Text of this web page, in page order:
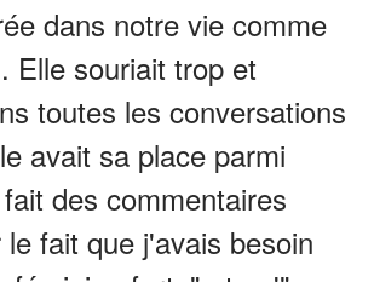
dans notre vie comme
Elle souriait trop et
toutes les conversations
avait sa place parmi
des commentaires
fait que j'avais besoin